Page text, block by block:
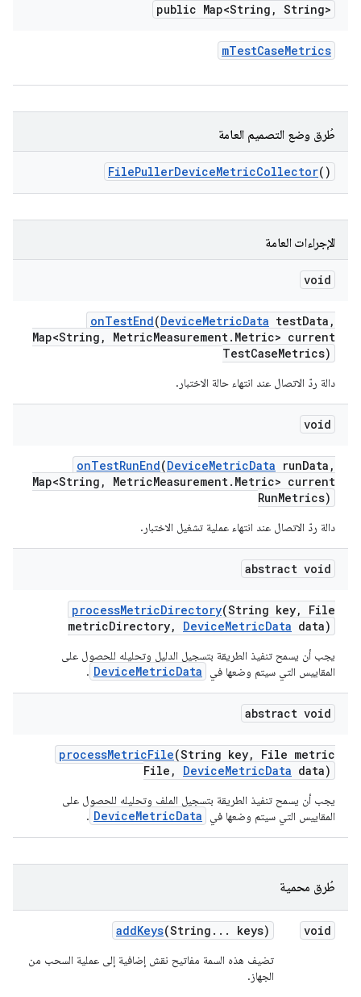
public Map<String , String>
mTestCaseMetrics
طُرق وضع التصميم العامة
FilePullerDeviceMetricCollector()
الإجراءات العامة
void
onTestEnd(DeviceMetricData testData ,
Map<String , MetricMeasurement. Metric> current
TestCaseMetrics)
دالة ردّ الاتصال عند انتهاء حالة الاختبار.
void
onTestRunEnd(DeviceMetricData runData ,
Map<String , MetricMeasurement. Metric> current
RunMetrics)
دالة ردّ الاتصال عند انتهاء عملية تشغيل الاختبار.
abstract void
processMetricDirectory(String key,
File
metricDirectory, DeviceMetricData data)
يجب أن يسمح تنفيذ الطريقة بتسجيل الدليل وتحليله للحصول على
المقاييس التي سيتم وضعها في
DeviceMetricData
.
abstract void
processMetricFile(String key,
File metric
File , DeviceMetricData data)
يجب أن يسمح تنفيذ الطريقة بتسجيل الملف وتحليله للحصول على
المقاييس التي سيتم وضعها في
DeviceMetricData
.
طُرق محمية
void
addKeys(String . . . keys)
تضيف هذه السمة مفاتيح نقش إضافية إلى عملية السحب من
الجهاز.